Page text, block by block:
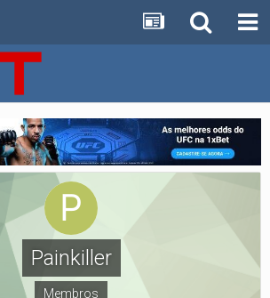
Painkiller
Membros